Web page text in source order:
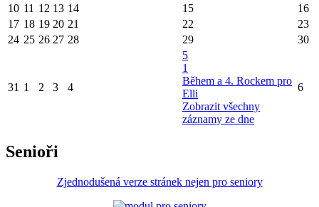
10 11 12 13 14 15
16
17 18 19 20 21 22
23
24 25 26 27 28 29 30
31 1 2 3 4
5
1
Během a 4. Rockem pro
Elli
Zobrazit všechny
záznamy ze dne
6
Senioři
Zjednodušená verze stránek nejen pro seniory